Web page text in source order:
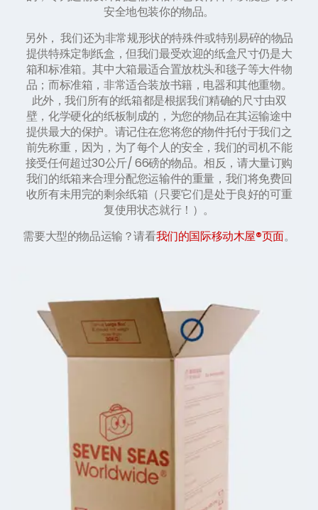
安全地包装你的物品。
另外， 我们还为非常规形状的特殊件或特别易碎的物品
提供特殊定制纸盒，但我们最受欢迎的纸盒尺寸仍是大
箱和标准箱。其中大箱最适合置放枕头和毯子等大件物
品；而标准箱，非常适合装放书籍，电器和其他重物。
此外，我们所有的纸箱都是根据我们精确的尺寸由双
壁，化学硬化的纸板制成的，为您的物品在其运输途中
提供最大的保护。请记住在您将您的物件托付于我们之
前先称重，因为，为了每个人的安全，我们的司机不能
接受任何超过30公斤/ 66磅的物品。相反，请大量订购
我们的纸箱来合理分配您运输件的重量，我们将免费回
收所有未用完的剩余纸箱（只要它们是处于良好的可重
复使用状态就行！）。
需要大型的物品运输？请看我们的国际移动木屋®页面。